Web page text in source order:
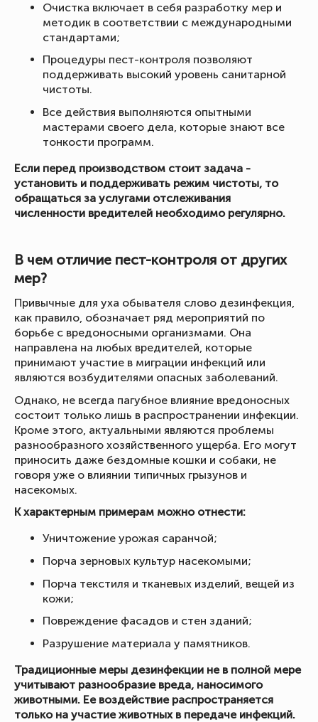
Очистка включает в себя разработку мер и
методик в соответствии с международными
стандартами;
Процедуры пест-контроля позволяют
поддерживать высокий уровень санитарной
чистоты.
Все действия выполняются опытными
мастерами своего дела, которые знают все
тонкости программ.
Если перед производством стоит задача -
установить и поддерживать режим чистоты, то
обращаться за услугами отслеживания
численности вредителей необходимо регулярно.
В чем отличие пест-контроля от других
мер?
Привычные для уха обывателя слово дезинфекция,
как правило, обозначает ряд мероприятий по
борьбе с вредоносными организмами. Она
направлена на любых вредителей, которые
принимают участие в миграции инфекций или
являются возбудителями опасных заболеваний.
Однако, не всегда пагубное влияние вредоносных
состоит только лишь в распространении инфекции.
Кроме этого, актуальными являются проблемы
разнообразного хозяйственного ущерба. Его могут
приносить даже бездомные кошки и собаки, не
говоря уже о влиянии типичных грызунов и
насекомых.
К характерным примерам можно отнести:
Уничтожение урожая саранчой;
Порча зерновых культур насекомыми;
Порча текстиля и тканевых изделий, вещей из
кожи;
Повреждение фасадов и стен зданий;
Разрушение материала у памятников.
Традиционные меры дезинфекции не в полной мере
учитывают разнообразие вреда, наносимого
животными. Ее воздействие распространяется
только на участие животных в передаче инфекций.